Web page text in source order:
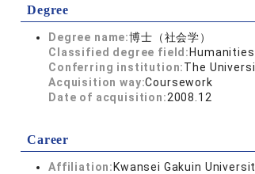
Degree
Degree name:博士（社会学）
Classified degree field:
Conferring institution:The
Acquisition way:Coursework
Date of acquisition:2008.12
Career
Affiliation: Kwansei Gakuin